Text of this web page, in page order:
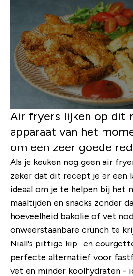
Air fryers lijken op dit
apparaat van het
om een ​​zeer goede
Als je keuken nog geen air
zeker dat dit recept je er een
ideaal om je te helpen bij het
maaltijden en snacks zonder
hoeveelheid bakolie of vet
onweerstaanbare crunch te
Niall's pittige kip- en
perfecte alternatief voor
vet en minder koolhydraten -